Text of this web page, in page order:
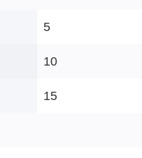
5
10
15